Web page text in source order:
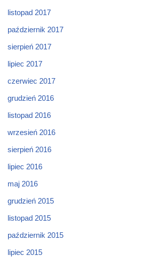
listopad 2017
październik 2017
sierpień 2017
lipiec 2017
czerwiec 2017
grudzień 2016
listopad 2016
wrzesień 2016
sierpień 2016
lipiec 2016
maj 2016
grudzień 2015
listopad 2015
październik 2015
lipiec 2015